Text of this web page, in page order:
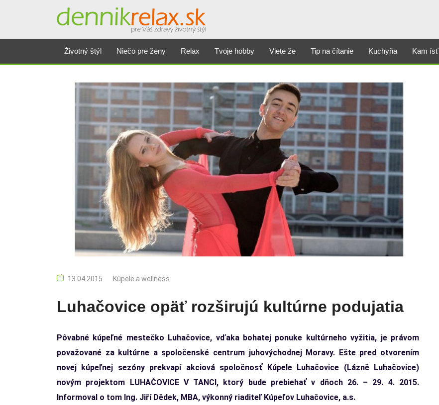
Životný štýl Niečo pre ženy Relax Tvoje hobby Viete že Tip na čítanie Kuchyňa Kam ísť
13.04.2015 Kúpele a wellness
Luhačovice opäť rozširujú kultúrne podujatia
Pôvabné kúpeľné mestečko Luhačovice, vďaka bohatej ponuke kultúrneho vyžitia, je právom
považované za kultúrne a spoločenské centrum juhovýchodnej Moravy. Ešte pred otvorením
novej kúpeľnej sezóny prekvapí akciová spoločnosť Kúpele Luhačovice (Lázně Luhačovice)
novým projektom LUHAČOVICE V TANCI, ktorý bude prebiehať v dňoch 26. – 29. 4. 2015.
Informoval o tom Ing. Jiří Dědek, MBA, výkonný riaditeľ Kúpeľov Luhačovice, a.s.